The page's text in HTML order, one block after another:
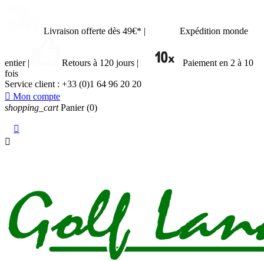
Livraison offerte dès 49€* | Expédition monde
entier | Retours à 120 jours |
Paiement en 2 à 10
fois
Service client : +33 (0)1 64 96 20 20
 Mon compte
shopping_cart Panier (0)

